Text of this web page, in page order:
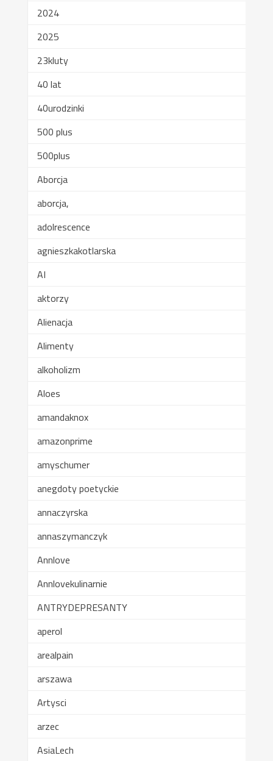
2024
2025
23kluty
40 lat
40urodzinki
500 plus
500plus
Aborcja
aborcja,
adolrescence
agnieszkakotlarska
AI
aktorzy
Alienacja
Alimenty
alkoholizm
Aloes
amandaknox
amazonprime
amyschumer
anegdoty poetyckie
annaczyrska
annaszymanczyk
Annlove
Annlovekulinarnie
ANTRYDEPRESANTY
aperol
arealpain
arszawa
Artysci
arzec
AsiaLech